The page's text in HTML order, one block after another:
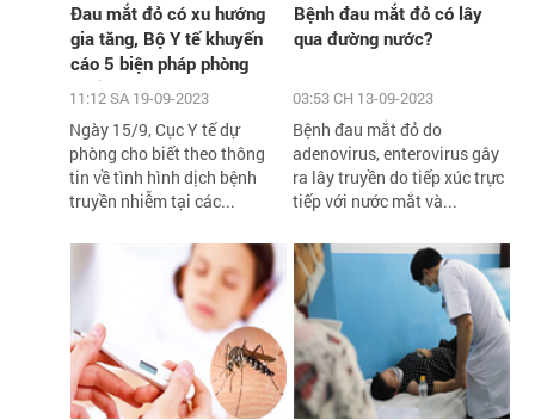
Đau mắt đỏ có xu hướng
gia tăng, Bộ Y tế khuyến
cáo 5 biện pháp phòng
chống
11:12 SA 19-09-2023
Ngày 15/9, Cục Y tế dự
phòng cho biết theo thông
tin về tình hình dịch bệnh
truyền nhiễm tại các...
Bệnh đau mắt đỏ có lây
qua đường nước?
03:53 CH 13-09-2023
Bệnh đau mắt đỏ do
adenovirus, enterovirus gây
ra lây truyền do tiếp xúc trực
tiếp với nước mắt và...